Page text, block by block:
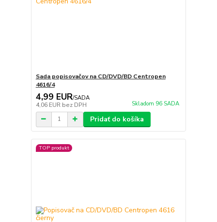
Sada popisovačov na CD/DVD/BD Centropen
4616/4
4,99 EUR/SADA
4,06 EUR bez DPH Skladom 96 SADA
Pridať do košíka
TOP produkt